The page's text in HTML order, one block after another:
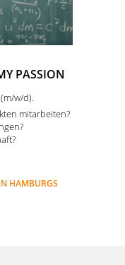
PASSION
w/d).
mitarbeiten?
HAMBURGS